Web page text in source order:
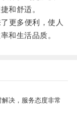
和舒适。
更多便利，使人
和生活品质。
决，服务态度非常